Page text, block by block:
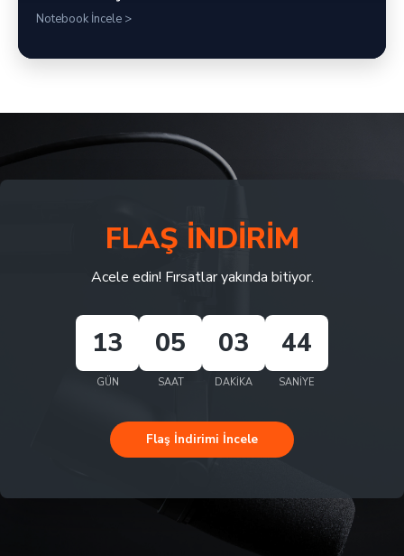
Notebook İncele >
FLAŞ İNDIRIM
Acele edin! Fırsatlar yakında bitiyor.
13
GÜN
05
SAAT
03
DAKIKA
42
SANIYE
Flaş İndirimi İncele